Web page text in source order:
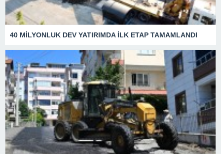
40 MİLYONLUK DEV YATIRIMDA İLK ETAP TAMAMLANDI